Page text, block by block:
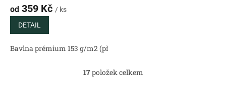
od 359 Kč / ks
DETAIL
Bavlna prémium 153 g/m2 (přírodní)
O
17položek celkem